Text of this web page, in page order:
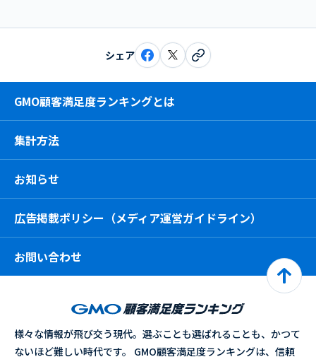
シェア
GMO顧客満足度ランキングとは
集計方法
お知らせ
広告掲載ポリシー（メディア運営ガイドライン）
お問い合わせ
様々な情報が飛び交う現代。選ぶことも選ばれることも、かつて
ないほど難しい時代です。 GMO顧客満足度ランキングは、信頼